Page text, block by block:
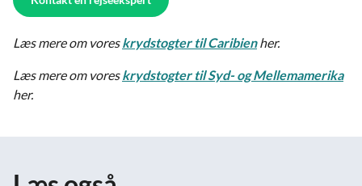
Læs mere om voreskrydstogter til Caribienher.
Læs mere om voreskrydstogter til Syd- og Mellemamerika
her.